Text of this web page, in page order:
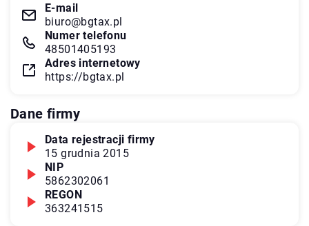
E-mail
biuro@bgtax.pl
Numer telefonu
48501405193
Adres internetowy
https://bgtax.pl
Dane firmy
Data rejestracji firmy
15 grudnia 2015
NIP
5862302061
REGON
363241515